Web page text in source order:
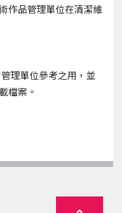
作品管理單位在清潔維
理單位參考之用，並
檔案。